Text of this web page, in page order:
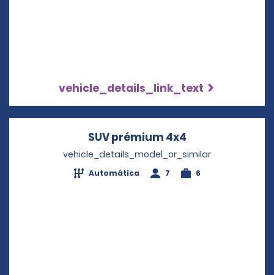
vehicle_details_link_text
SUV prémium 4x4
vehicle_details_model_or_similar
Automática 7 6